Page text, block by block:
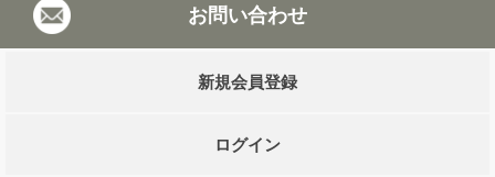
お問い合わせ
新規会員登録
ログイン